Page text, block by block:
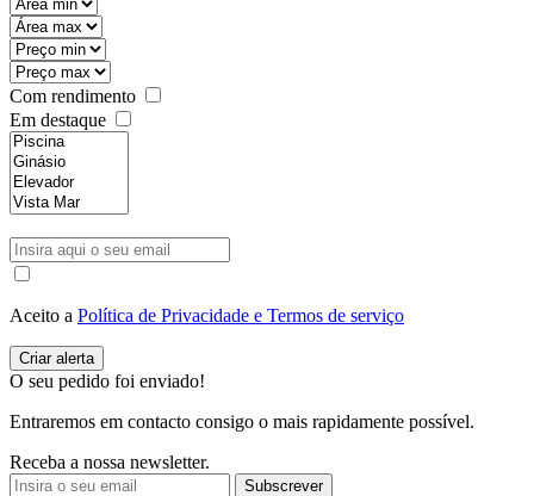
Com rendimento
Em destaque
Aceito a Política de Privacidade e Termos de serviço
O seu pedido foi enviado!
Entraremos em contacto consigo o mais rapidamente possível.
Receba a nossa newsletter.
Subscrever